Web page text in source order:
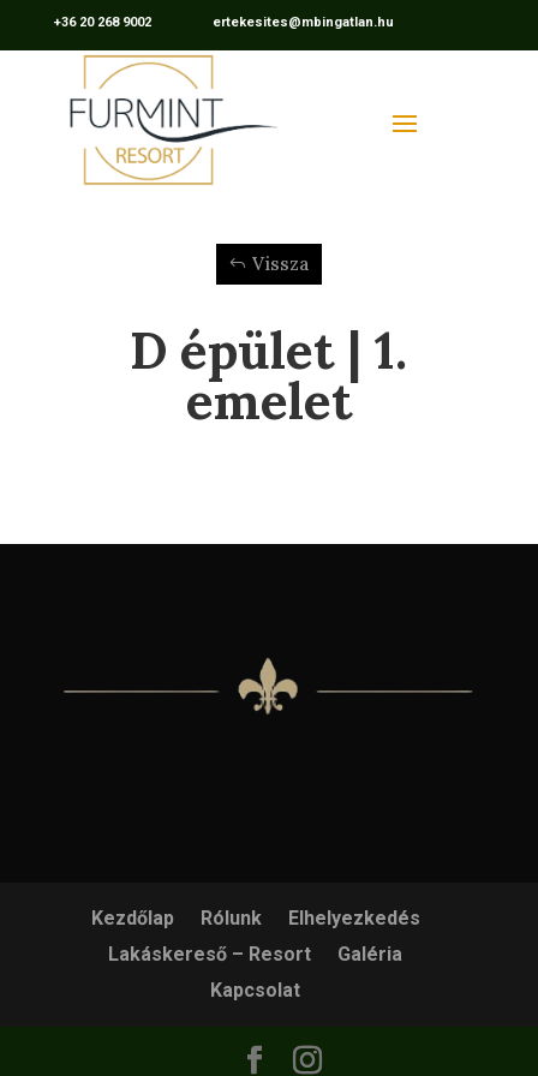
+36 20 268 9002 ertekesites@mbingatlan.hu
Vissza
D épület | 1.
emelet
Kezdőlap Rólunk
Elhelyezkedés
Lakáskereső – Resort
Galéria
Kapcsolat